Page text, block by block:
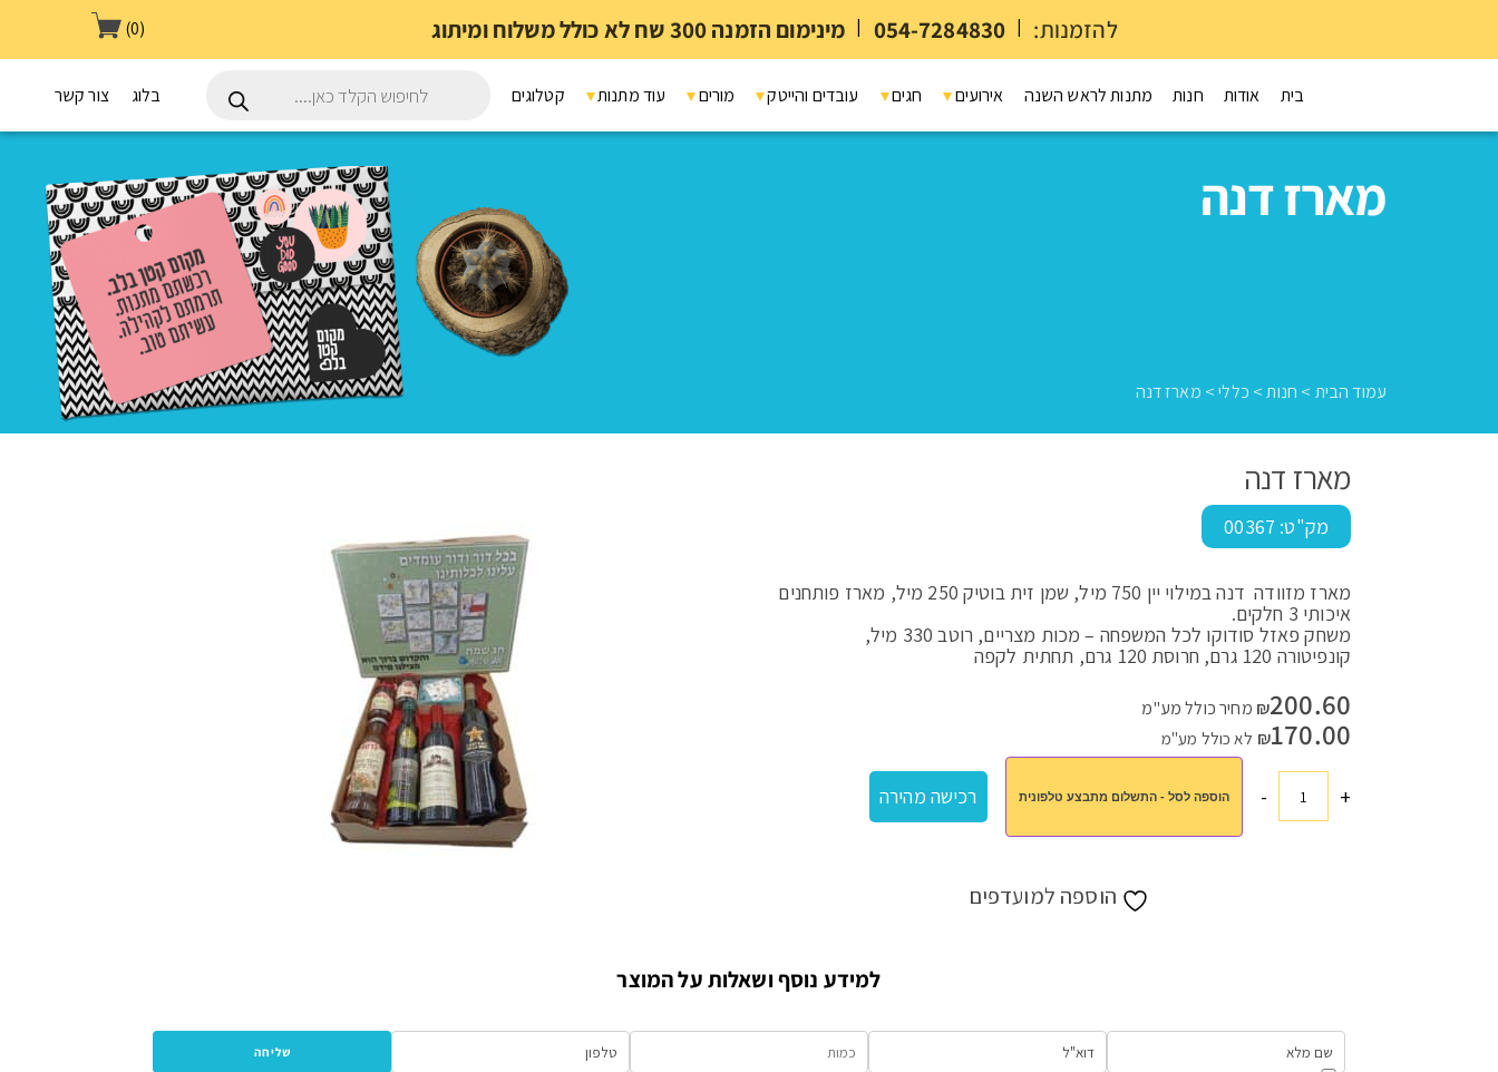
להזמנות: |
054-7284830
| מינימום הזמנה 300 שח לא כולל משלוח ומיתוג (0)
בית אודות חנות מתנות לראש השנה אירועים חגים עובדים והייטק מורים עוד מתנות קטלוגים בלוג צור קשר
מארז דנה
עמוד הבית > חנות> כללי> מארז דנה
חנות>כללי> מארז דנה
מארז דנה
מק"ט: 00367
מארז מזוודה דנה במילוי יין 750 מיל, שמן זית בוטיק 250 מיל, מארז פותחנים
איכותי 3 חלקים.
משחק פאזל סודוקו לכל המשפחה – מכות מצריים, רוטב 330 מיל,
קונפיטורה 120 גרם, חרוסת 120 גרם, תחתית לקפה
₪200.60
מחיר כולל מע"מ
₪170.00 לא כולל מע"מ
+כמות
- הוספה לסל - התשלום מתבצע טלפונית רכישה מהירה
הוספה למועדפים
למידע נוסף ושאלות על המוצר